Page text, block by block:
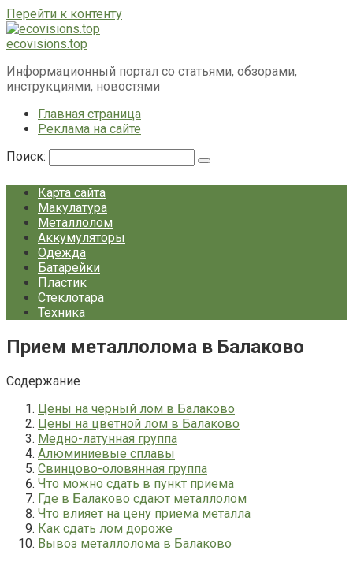
Перейти к контенту
ecovisions.top
Информационный портал со статьями, обзорами,
инструкциями, новостями
Главная страница
Реклама на сайте
Поиск:
Карта сайта
Макулатура
Металлолом
Аккумуляторы
Одежда
Батарейки
Пластик
Стеклотара
Техника
Прием металлолома в Балаково
Содержание
Цены на черный лом в Балаково
Цены на цветной лом в Балаково
Медно-латунная группа
Алюминиевые сплавы
Свинцово-оловянная группа
Что можно сдать в пункт приема
Где в Балаково сдают металлолом
Что влияет на цену приема металла
Как сдать лом дороже
Вывоз металлолома в Балаково